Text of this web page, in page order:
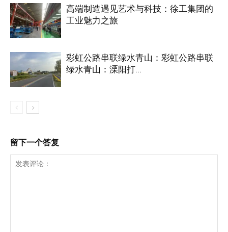
高端制造遇见艺术与科技：徐工集团的
工业魅力之旅
彩虹公路串联绿水青山：彩虹公路串联
绿水青山：溧阳打...
留下一个答复